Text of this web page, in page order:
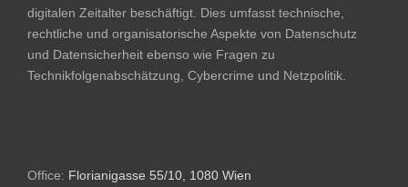
digitalen Zeitalter beschäftigt. Dies umfasst technische,
rechtliche und organisatorische Aspekte von Datenschutz
und Datensicherheit ebenso wie Fragen zu
Technikfolgenabschätzung, Cybercrime und Netzpolitik.
Office: Florianigasse 55/10, 1080 Wien